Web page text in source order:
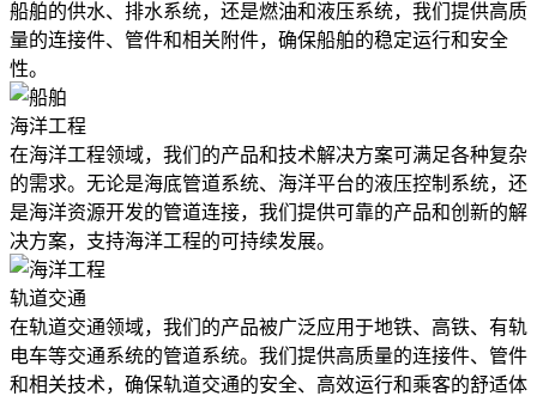
船舶的供水、排水系统，还是燃油和液压系统，我们提供高质
量的连接件、管件和相关附件，确保船舶的稳定运行和安全
性。
海洋工程
在海洋工程领域，我们的产品和技术解决方案可满足各种复杂
的需求。无论是海底管道系统、海洋平台的液压控制系统，还
是海洋资源开发的管道连接，我们提供可靠的产品和创新的解
决方案，支持海洋工程的可持续发展。
轨道交通
在轨道交通领域，我们的产品被广泛应用于地铁、高铁、有轨
电车等交通系统的管道系统。我们提供高质量的连接件、管件
和相关技术，确保轨道交通的安全、高效运行和乘客的舒适体